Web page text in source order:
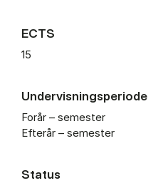
ECTS
15
Undervisningsperiode
Forår – semester
Efterår – semester
Status